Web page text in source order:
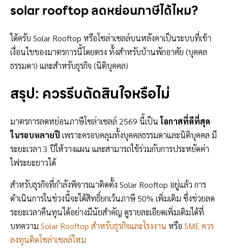
solar rooftop ลดหย่อนภาษีได้ไหม?
ได้ครับ Solar Rooftop หรือโซล่าเซลล์บนหลังคาเป็นระบบที่เข้า
เงื่อนไขของมาตรการนี้โดยตรง ทั้งสำหรับบ้านพักอาศัย (บุคคล
ธรรมดา) และสำหรับธุรกิจ (นิติบุคคล)
สรุป: ควรรีบตัดสินใจหรือไม่
มาตรการลดหย่อนภาษีโซล่าเซลล์ 2569 นี้เป็นโอกาสที่ดีที่สุด
ในรอบหลายปี เพราะครอบคลุมทั้งบุคคลธรรมดาและนิติบุคคล มี
ระยะเวลา 3 ปีให้วางแผน และสามารถใช้ร่วมกับการประหยัดค่า
ไฟระยะยาวได้
สำหรับธุรกิจที่กำลังพิจารณาติดตั้ง Solar Rooftop อยู่แล้ว การ
ดำเนินการในช่วงนี้จะได้สิทธิ์ยกเว้นภาษี 50% เพิ่มเติม ซึ่งช่วยลด
ระยะเวลาคืนทุนได้อย่างมีนัยสำคัญ ดูรายละเอียดเพิ่มเติมได้ที่
บทความ Solar Rooftop สำหรับธุรกิจและโรงงาน หรือ SME ควร
ลงทุนติดโซล่าเซลล์ไหม